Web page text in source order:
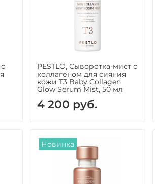
PESTLO, Сыворотка-мист с
коллагеном для сияния
кожи T3 Baby Collagen
Glow Serum Mist, 50 мл
4 200 руб.
Новинка